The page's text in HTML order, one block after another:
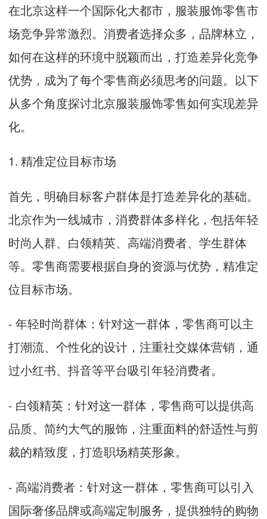
在北京这样一个国际化大都市，服装服饰零售市
场竞争异常激烈。消费者选择众多，品牌林立，
如何在这样的环境中脱颖而出，打造差异化竞争
优势，成为了每个零售商必须思考的问题。以下
从多个角度探讨北京服装服饰零售如何实现差异
化。
1. 精准定位目标市场
首先，明确目标客户群体是打造差异化的基础。
北京作为一线城市，消费群体多样化，包括年轻
时尚人群、白领精英、高端消费者、学生群体
等。零售商需要根据自身的资源与优势，精准定
位目标市场。
- 年轻时尚群体：针对这一群体，零售商可以主
打潮流、个性化的设计，注重社交媒体营销，通
过小红书、抖音等平台吸引年轻消费者。
- 白领精英：针对这一群体，零售商可以提供高
品质、简约大气的服饰，注重面料的舒适性与剪
裁的精致度，打造职场精英形象。
- 高端消费者：针对这一群体，零售商可以引入
国际奢侈品牌或高端定制服务，提供独特的购物